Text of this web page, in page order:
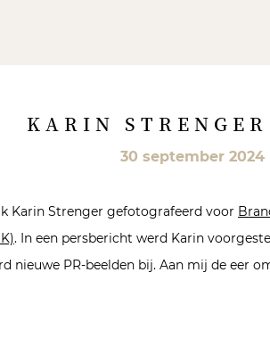
KARIN
30 september 2024
Karin Strenger gefotografeerd voor
. In een persbericht werd Karin
nieuwe PR-beelden bij. Aan mij de eer